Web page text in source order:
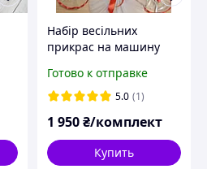
Набір весільних
прикрас на машину
Готово к отправке
5.0 (1)
1 950₴/комплект
Купить